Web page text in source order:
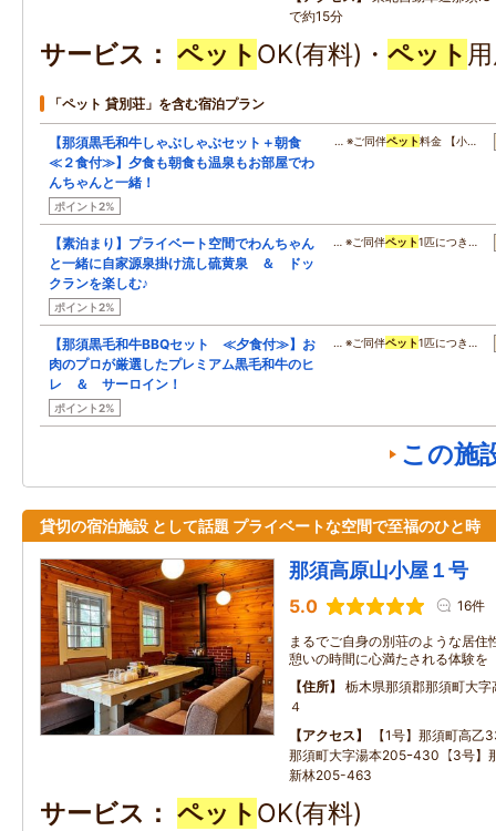
で約15分
サービス ペット OK(有料)・ ペット
「ペット 貸別荘」を含む宿泊プラン
【那須黒毛和牛しゃぶしゃぶセット＋朝食
≪２食付≫】夕食も朝食も温泉もお部屋でわ
んちゃんと一緒！
ポイント2%
… ※ご同伴ペット料金 【小…
【素泊まり】プライベート空間でわんちゃん
と一緒に自家源泉掛け流し硫黄泉 ＆ ドッ
クランを楽しむ♪
ポイント2%
… ※ご同伴ペット1匹につき…
【那須黒毛和牛BBQセット ≪夕食付≫】お
肉のプロが厳選したプレミアム黒毛和牛のヒ
レ ＆ サーロイン！
ポイント2%
… ※ご同伴ペット1匹につき…
この施
貸切の宿泊施設 として話題 プライベートな空間で至福のひと時
那須高原山小屋１号
5.0 16件
まるでご自身の別荘のような居住
憩いの時間に心満たされる体験を
住所
栃木県那須郡那須町大
４
アクセス
【1号】那須町高
那須町大字湯本205ｰ430【3号】
新林205-463
サービス ペット OK(有料)